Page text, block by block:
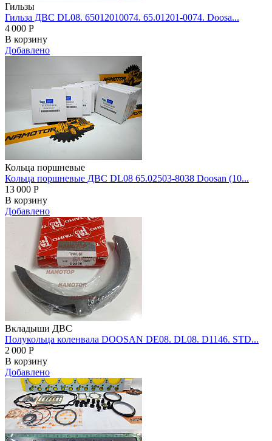
Гильзы
Гильза ДВС DL08. 65012010074. 65.01201-0074. Doosa...
4 000 Р
В корзину
Добавлено
Кольца поршневые
Кольца поршневые ДВС DL08 65.02503-8038 Doosan (10...
13 000 Р
В корзину
Добавлено
Вкладыши ДВС
Полукольца коленвала DOOSAN DE08. DL08. D1146. STD...
2 000 Р
В корзину
Добавлено